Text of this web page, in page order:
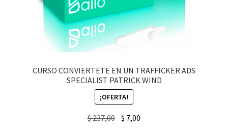
CURSO CONVIERTETE EN UN TRAFFICKER ADS
SPECIALIST PATRICK WIND
¡OFERTA!
$237,00 Original
$ 7,00